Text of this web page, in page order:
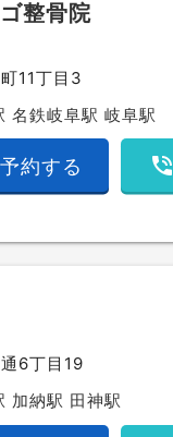
整骨院
11丁目3
名鉄岐阜駅 岐阜駅
約する phone_in_talk
6丁目19
加納駅 田神駅